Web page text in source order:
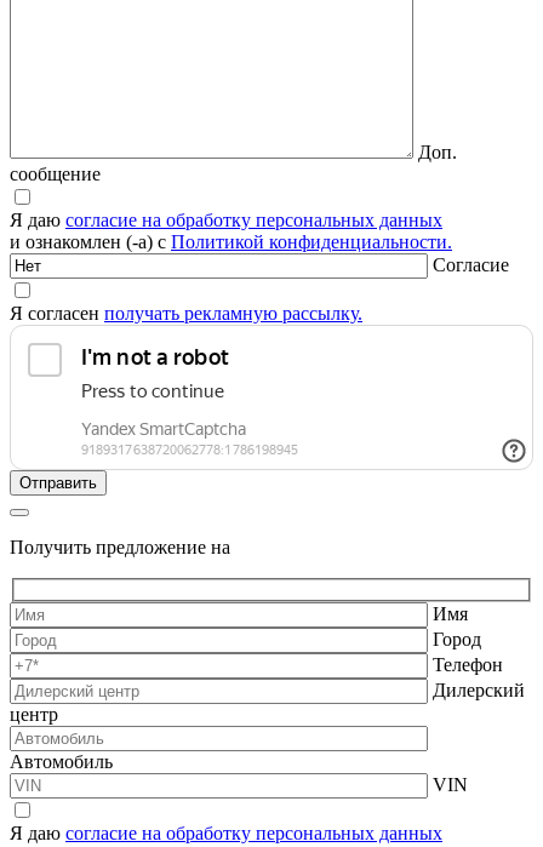
Доп.
сообщение
Я даю согласие на обработку персональных данных
и ознакомлен (-а) с Политикой конфиденциальности.
Согласие
Я согласен получать рекламную рассылку.
Получить предложение на
Имя
Город
Телефон
Дилерский
центр
Автомобиль
VIN
Я даю согласие на обработку персональных данных